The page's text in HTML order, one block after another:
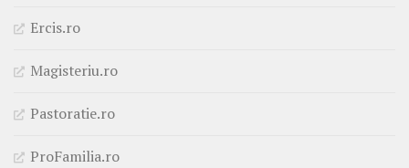
Ercis.ro
Magisteriu.ro
Pastoratie.ro
ProFamilia.ro